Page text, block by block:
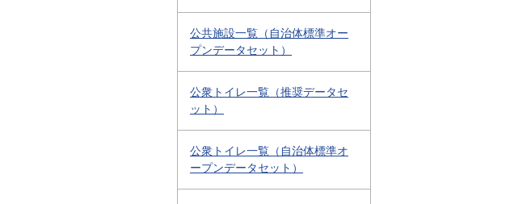
公共施設一覧（自治体標準オー
プンデータセット）
公衆トイレ一覧（推奨データセ
ット）
公衆トイレ一覧（自治体標準オ
ープンデータセット）